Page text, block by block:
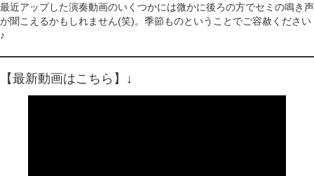
最近アップした演奏動画のいくつかには微かに後ろの方でセミの鳴き声
が聞こえるかもしれません(笑)。季節ものということでご容赦ください
♪
【最新動画はこちら】↓